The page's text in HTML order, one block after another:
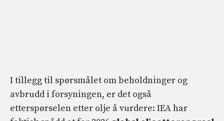
I tillegg til spørsmålet om beholdninger og
avbrudd i forsyningen, er det også
etterspørselen etter olje å vurdere: IEA har